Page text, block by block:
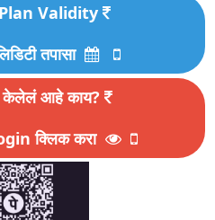
Validity
तपासा
केलेलं आहे काय?
क्लिक करा